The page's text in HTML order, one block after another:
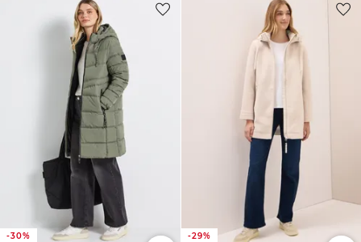
-30% -29%